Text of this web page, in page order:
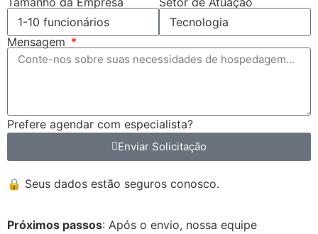
Mensagem
Prefere agendar com especialista?
Enviar Solicitação
🔒 Seus dados estão seguros conosco.
Próximos passos: Após o envio, nossa equipe